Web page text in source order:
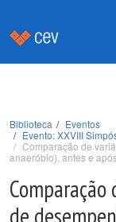
Biblioteca
Eventos
Evento: XXVIII
Comparação de
anaeróbio), antes e
de